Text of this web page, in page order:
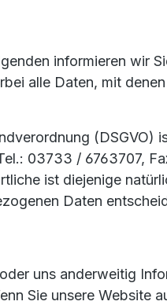
informieren wir
alle Daten, mit
(DSGVO)
03733 / 6763707,
ist diejenige
Daten
uns anderweitig
Sie unsere Website